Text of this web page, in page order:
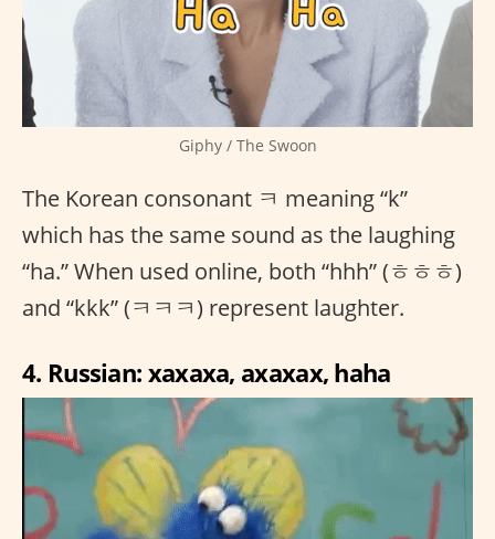
Giphy / The Swoon
The Korean consonant ㅋ meaning “k”
which has the same sound as the laughing
“ha.” When used online, both “hhh” (ㅎㅎㅎ)
and “kkk” (ㅋㅋㅋ) represent laughter.
4. Russian: xaxaxa, axaxax, haha